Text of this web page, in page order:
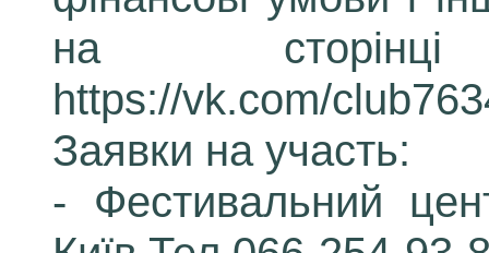
на
https://vk.com/
Заявки на участь:
- Фестивальний